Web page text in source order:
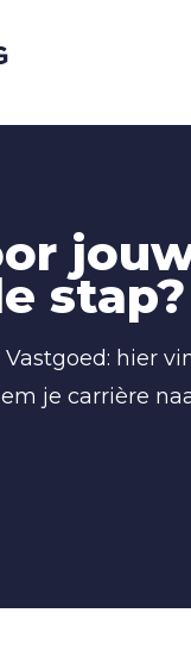
stap?
hier
je carrière